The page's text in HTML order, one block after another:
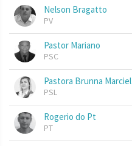
Nelson Bragatto
PV
Pastor Mariano
PSC
Pastora Brunna Marciel
PSL
Rogerio do Pt
PT